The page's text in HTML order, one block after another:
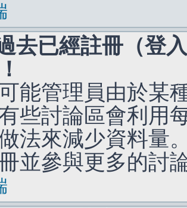
去已經註冊（登
能管理員由於某
些討論區會利用
法來減少資料量
並參與更多的討